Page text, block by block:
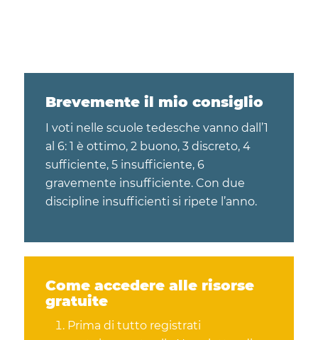
Brevemente il mio consiglio
I voti nelle scuole tedesche vanno dall’1
al 6: 1 è ottimo, 2 buono, 3 discreto, 4
sufficiente, 5 insufficiente, 6
gravemente insufficiente. Con due
discipline insufficienti si ripete l’anno.
Come accedere alle risorse
gratuite
Prima di tutto registrati